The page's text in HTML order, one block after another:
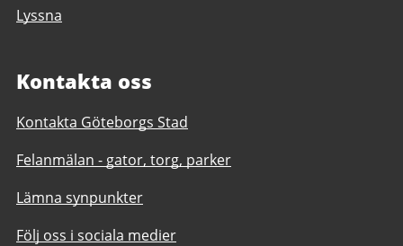
Lyssna
Kontakta oss
Kontakta Göteborgs Stad
Felanmälan - gator, torg, parker
Lämna synpunkter
Följ oss i sociala medier